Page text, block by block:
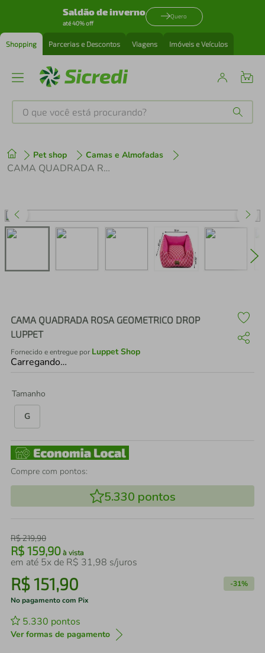
Saldão de inverno
até 40% off
Quero
Shopping Parcerias e Descontos Viagens Imóveis e Veículos
O que você está procurando?
Pet shop Camas e Almofadas
CAMA QUADRADA ROSA GEOMETRICO DROP LUPPET
CAMA QUADRADA ROSA GEOMETRICO DROP
LUPPET
Fornecido e entregue por Luppet Shop
Carregando…
Tamanho
G
Compre com pontos:
5.330 pontos
R$219,90
R$ 159,90 à vista
em até 5x de R$ 31,98 s/juros
R$151,90 -31%
No pagamento com Pix
5.330 pontos
Ver formas de pagamento
1º tenis
perfume